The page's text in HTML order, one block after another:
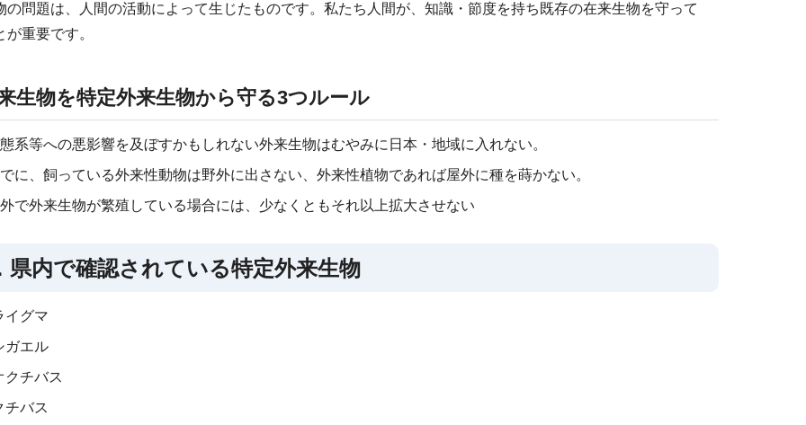
の問題は、人間の活動によって生じたものです。私たち人間が、知識・節度を持ち既存の在来生物を守って
が重要です。
生物を特定外来生物から守る3つルール
系等への悪影響を及ぼすかもしれない外来生物はむやみに日本・地域に入れない。
に、飼っている外来性動物は野外に出さない、外来性植物であれば屋外に種を蒔かない。
で外来生物が繁殖している場合には、少なくともそれ以上拡大させない
県内で確認されている特定外来生物
イグマ
ガエル
クチバス
チバス